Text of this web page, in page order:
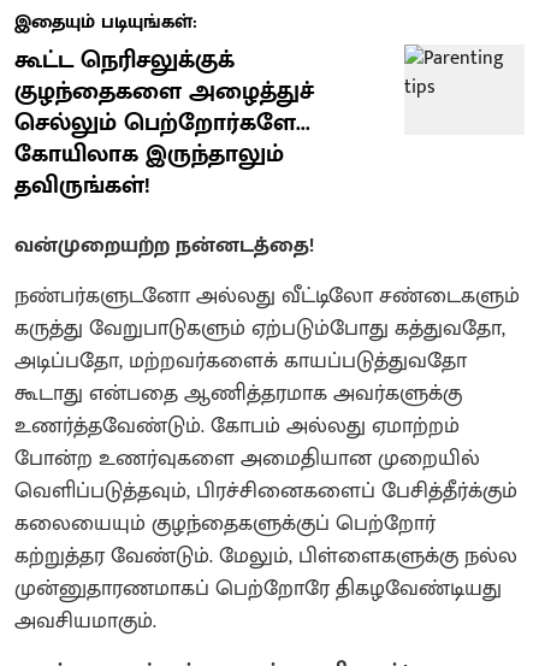
இதையும் படியுங்கள்:
கூட்ட நெரிசலுக்குக்
குழந்தைகளை அழைத்துச்
செல்லும் பெற்றோர்களே...
கோயிலாக இருந்தாலும்
தவிருங்கள்!
வன்முறையற்ற நன்னடத்தை!
நண்பர்களுடனோ அல்லது வீட்டிலோ சண்டைகளும்
கருத்து வேறுபாடுகளும் ஏற்படும்போது கத்துவதோ,
அடிப்பதோ, மற்றவர்களைக் காயப்படுத்துவதோ
கூடாது என்பதை ஆணித்தரமாக அவர்களுக்கு
உணர்த்தவேண்டும். கோபம் அல்லது ஏமாற்றம்
போன்ற உணர்வுகளை அமைதியான முறையில்
வெளிப்படுத்தவும், பிரச்சினைகளைப் பேசித்தீர்க்கும்
கலையையும் குழந்தைகளுக்குப் பெற்றோர்
கற்றுத்தர வேண்டும். மேலும், பிள்ளைகளுக்கு நல்ல
முன்னுதாரணமாகப் பெற்றோரே திகழவேண்டியது
அவசியமாகும்.